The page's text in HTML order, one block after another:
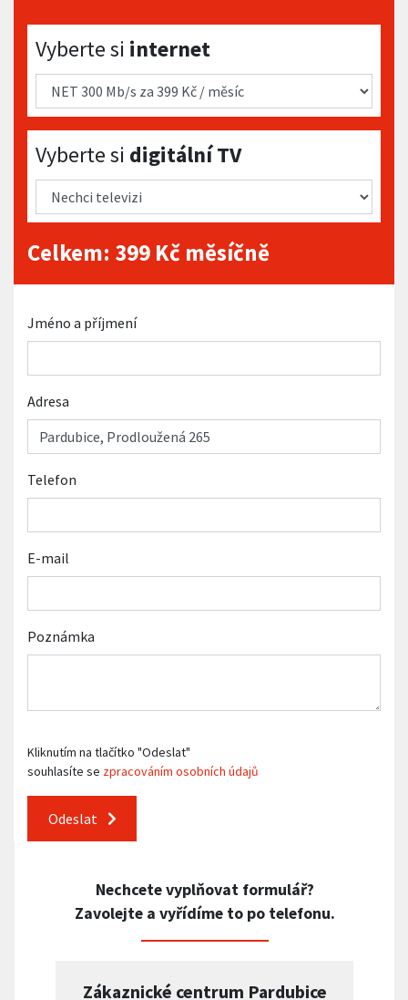
Vyberte si internet
Vyberte si internet
Vyberte si digitální TV
Vyberte si digitální TV
Celkem: 399 Kč měsíčně
Jméno a příjmení
Adresa
Telefon
E-mail
Poznámka
Kliknutím na tlačítko "Odeslat"
souhlasíte se zpracováním osobních údajů
Odeslat
Nechcete vyplňovat formulář?
Zavolejte a vyřídíme to po telefonu.
Zákaznické centrum Pardubice